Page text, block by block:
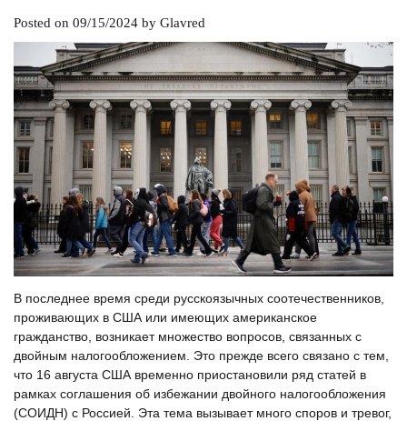
Posted on 09/15/2024 by Glavred
В последнее время среди русскоязычных соотечественников,
проживающих в США или имеющих американское
гражданство, возникает множество вопросов, связанных с
двойным налогообложением. Это прежде всего связано с тем,
что 16 августа США временно приостановили ряд статей в
рамках соглашения об избежании двойного налогообложения
(СОИДН) с Россией. Эта тема вызывает много споров и тревог,